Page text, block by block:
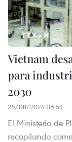
Vietnam
para
2030
25/08/2024 06:54
El Ministerio de
recopilando